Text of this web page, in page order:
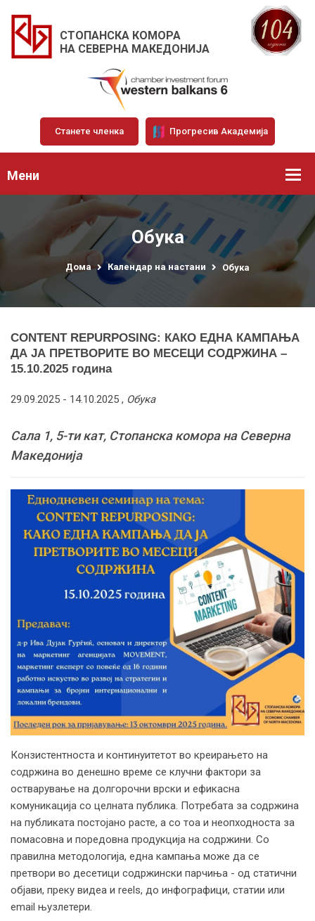
СТОПАНСКА КОМОРА
НА СЕВЕРНА МАКЕДОНИЈА
Станете членка Прогресив Академија
Мени
Обука
Дома Календар на настани Обука
CONTENT REPURPOSING: КАКО ЕДНА КАМПАЊА
ДА ЈА ПРЕТВОРИТЕ ВО МЕСЕЦИ СОДРЖИНА –
15.10.2025 година
29.09.2025 - 14.10.2025 , Обука
Сала 1, 5-ти кат, Стопанска комора на Северна
Македонија
Конзистентноста и континуитетот во креирањето на
содржина во денешно време се клучни фактори за
остварување на долгорочни врски и ефикасна
комуникација со целната публика. Потребата за содржина
на публиката постојано расте, а со тоа и неопходноста за
помасовна и поредовна продукција на содржини. Со
правилна методологија, една кампања може да се
претвори во десетици содржински парчиња - од статични
објави, преку видеа и reels, до инфографици, статии или
email њузлетери.